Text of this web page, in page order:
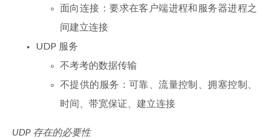
面向连接：要求在客户端进程和服务器进程之
间建立连接
UDP 服务
不考考的数据传输
不提供的服务：可靠、流量控制、拥塞控制、
时间、带宽保证、建立连接
UDP 存在的必要性